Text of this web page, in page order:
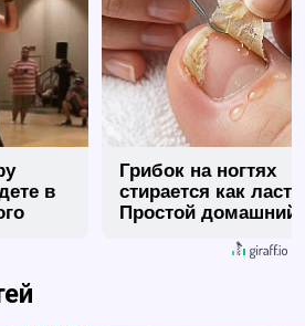
в
Грибок на ногтях
стирается как
Простой домашний